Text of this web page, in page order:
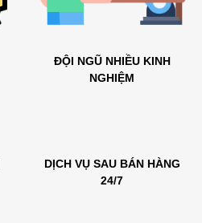
ĐỘI NGŨ NHIỀU KINH
NGHIỆM
DỊCH VỤ SAU BÁN HÀNG
24/7